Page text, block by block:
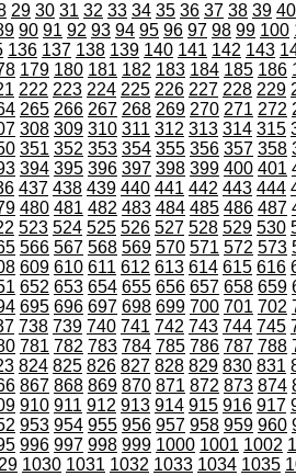
29 30 31 32 33 34 35 36 37 38 39 40
90 91 92 93 94 95 96 97 98 99 100
136 137 138 139 140 141 142 143
179 180 181 182 183 184 185 186
222 223 224 225 226 227 228 229
265 266 267 268 269 270 271 272
308 309 310 311 312 313 314 315
351 352 353 354 355 356 357 358
394 395 396 397 398 399 400 401
437 438 439 440 441 442 443 444
480 481 482 483 484 485 486 487
523 524 525 526 527 528 529 530
566 567 568 569 570 571 572 573
609 610 611 612 613 614 615 616
652 653 654 655 656 657 658 659
695 696 697 698 699 700 701 702
738 739 740 741 742 743 744 745
781 782 783 784 785 786 787 788
824 825 826 827 828 829 830 831
867 868 869 870 871 872 873 874
910 911 912 913 914 915 916 917
953 954 955 956 957 958 959 960
996 997 998 999 1000 1001 1002
1030 1031 1032 1033 1034 1035